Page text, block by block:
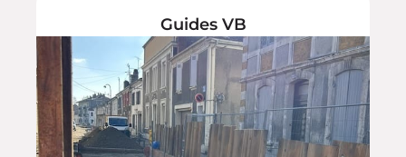
Guides VB